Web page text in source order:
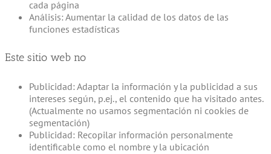
cada página
Análisis: Aumentar la calidad de los datos de las
funciones estadísticas
Este sitio web no
Publicidad: Adaptar la información y la publicidad a sus
intereses según, p.ej., el contenido que ha visitado antes.
(Actualmente no usamos segmentación ni cookies de
segmentación)
Publicidad: Recopilar información personalmente
identificable como el nombre y la ubicación